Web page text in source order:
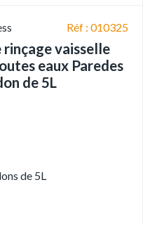
Réf : 010325
rinçage vaisselle
eaux Paredes
de 5L
de 5L